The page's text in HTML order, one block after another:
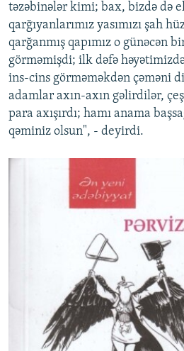
təzəbinələr kimi; bax, bizdə də
qarğıyanlarımız yasımızı şah
qarğanmış qapımız o günəcən
görməmişdi; ilk dəfə
ins-cins görməməkdən çəməni
adamlar axın-axın gəlirdilər,
para axışırdı; hamı anama
qəminiz olsun", - deyirdi.